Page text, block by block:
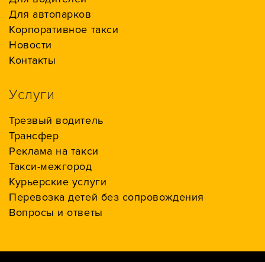
Для автопарков
Корпоративное такси
Новости
Контакты
Услуги
Трезвый водитель
Трансфер
Реклама на такси
Такси-межгород
Курьерские услуги
Перевозка детей без сопровождения
Вопросы и ответы